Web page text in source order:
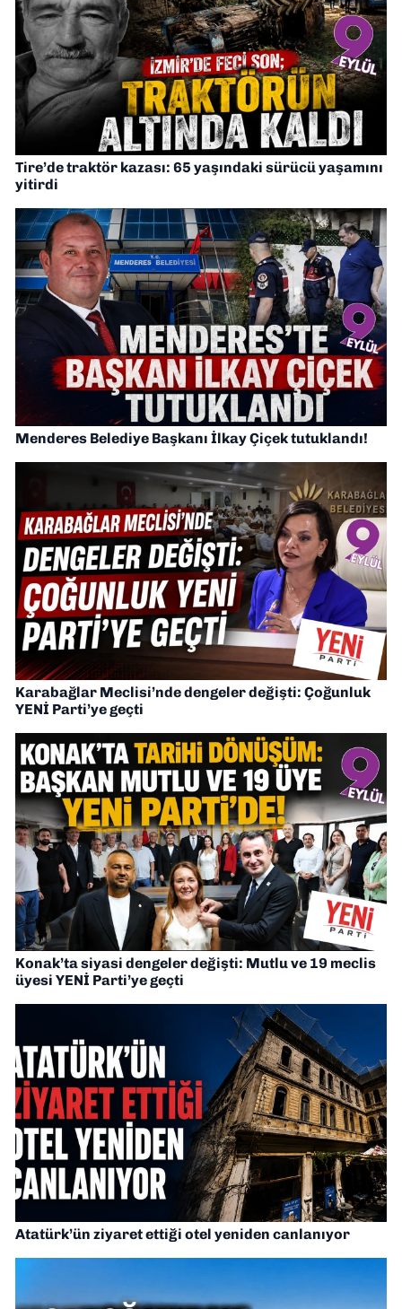
Tire’de traktör kazası: 65 yaşındaki sürücü yaşamını
yitirdi
Menderes Belediye Başkanı İlkay Çiçek tutuklandı!
Karabağlar Meclisi’nde dengeler değişti: Çoğunluk
YENİ Parti’ye geçti
Konak’ta siyasi dengeler değişti: Mutlu ve 19 meclis
üyesi YENİ Parti’ye geçti
Atatürk’ün ziyaret ettiği otel yeniden canlanıyor